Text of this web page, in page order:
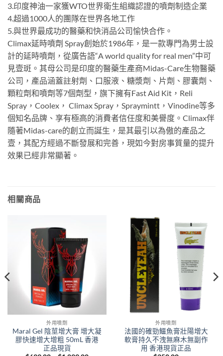
3.印度神油一家獲WTO世界衛生組織認證的噴劑制造企業
4.超過1000人的團隊在世界各地工作
5.與世界最成功的醫藥和快消品公司愉快合作。
Climax延時噴劑 Spray創始於1986年，是一款專門為男士設
計的延時噴劑，從廣告語“A world quality for real men”中可
見壹斑。其母公司是印度的醫藥生產商Midas-Care生物醫藥
公司，產品涵蓋註射劑、口服液、糖漿劑、片劑、膠囊劑、
顆粒劑和噴劑等7個劑型，旗下擁有Fast Aid Kit，Reli
Spray，Coolex， Climax Spray，Spraymintt，Vinodine等多
個知名品牌、享有極高的消費者信任度和美譽度。Climax伴
隨著Midas-care的創立而誕生，是其最引以為傲的產品之
壹，其配方經過不斷發展和完善，現如今對房事質量的提升
效果已經非常顯著。
相關商品
外用噴劑
Maral Gel 陰莖增大膏 增大凝
膠快速增大增粗 50mL 香港
正品現貨
外用噴劑
法國的確勁鱷魚膏壯陽增大
軟膏持久不洩無麻木無副作
用 香港現貨正品